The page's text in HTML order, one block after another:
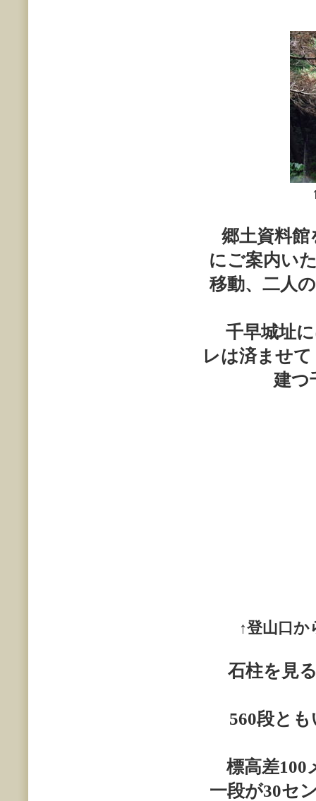
郷土資料館
にご案内い
移動、二人
千早城址
レは済ませ
建つ
↑登山口
石柱を見
560段とも
標高差100
一段が30セ